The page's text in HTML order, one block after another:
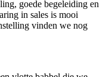
goede begeleiding en
in sales is mooi
vinden we nog